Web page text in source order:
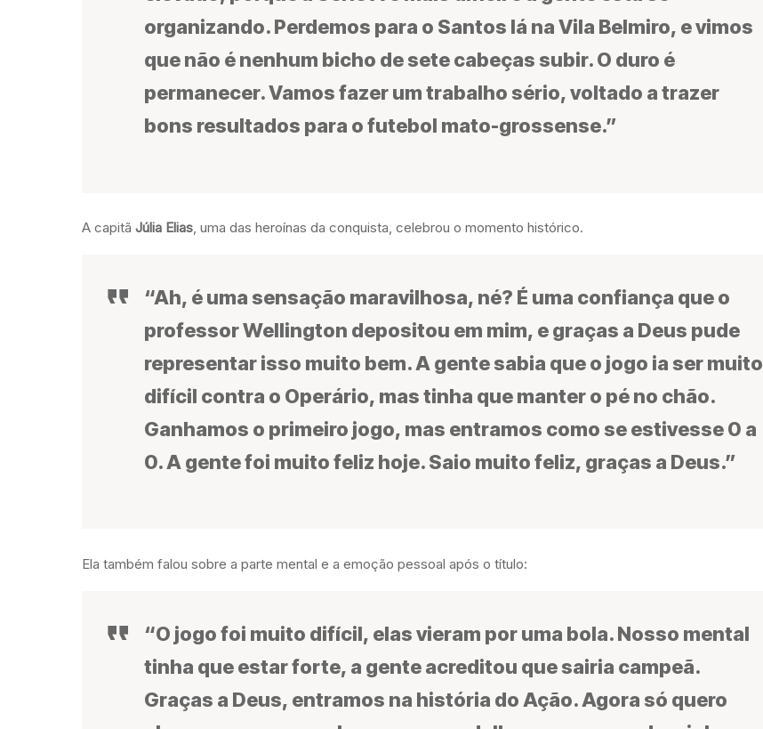
organizando. Perdemos para o Santos lá na Vila Belmiro, e vimos
que não é nenhum bicho de sete cabeças subir. O duro é
permanecer. Vamos fazer um trabalho sério, voltado a trazer
bons resultados para o futebol mato-grossense.”
A capitã Júlia Elias, uma das heroínas da conquista, celebrou o momento histórico.
“Ah, é uma sensação maravilhosa, né? É uma confiança que o
professor Wellington depositou em mim, e graças a Deus pude
representar isso muito bem. A gente sabia que o jogo ia ser muito
difícil contra o Operário, mas tinha que manter o pé no chão.
Ganhamos o primeiro jogo, mas entramos como se estivesse 0 a
0. A gente foi muito feliz hoje. Saio muito feliz, graças a Deus.”
Ela também falou sobre a parte mental e a emoção pessoal após o título:
“O jogo foi muito difícil, elas vieram por uma bola. Nosso mental
tinha que estar forte, a gente acreditou que sairia campeã.
Graças a Deus, entramos na história do Ação. Agora só quero